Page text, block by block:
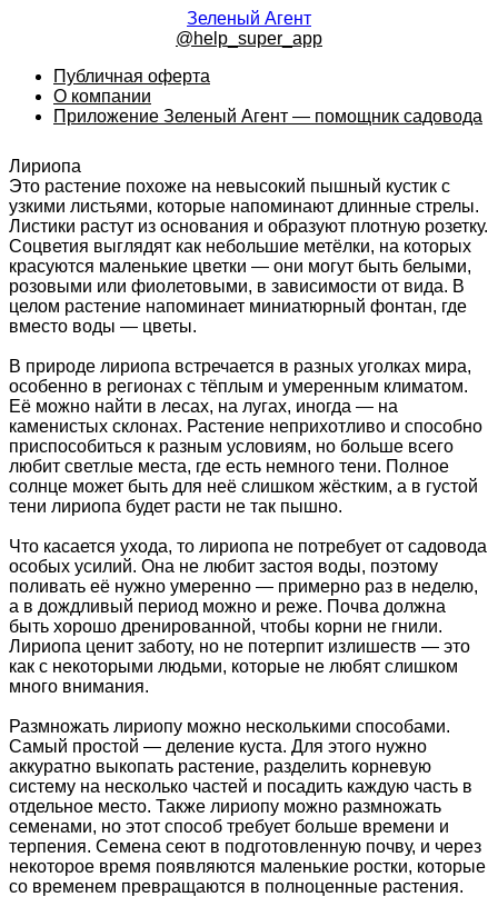
Зеленый Агент
@help_super_app
Публичная оферта
О компании
Приложение Зеленый Агент — помощник садовода
Лириопа
Это растение похоже на невысокий пышный кустик с
узкими листьями, которые напоминают длинные стрелы.
Листики растут из основания и образуют плотную розетку.
Соцветия выглядят как небольшие метёлки, на которых
красуются маленькие цветки — они могут быть белыми,
розовыми или фиолетовыми, в зависимости от вида. В
целом растение напоминает миниатюрный фонтан, где
вместо воды — цветы.
В природе лириопа встречается в разных уголках мира,
особенно в регионах с тёплым и умеренным климатом.
Её можно найти в лесах, на лугах, иногда — на
каменистых склонах. Растение неприхотливо и способно
приспособиться к разным условиям, но больше всего
любит светлые места, где есть немного тени. Полное
солнце может быть для неё слишком жёстким, а в густой
тени лириопа будет расти не так пышно.
Что касается ухода, то лириопа не потребует от садовода
особых усилий. Она не любит застоя воды, поэтому
поливать её нужно умеренно — примерно раз в неделю,
а в дождливый период можно и реже. Почва должна
быть хорошо дренированной, чтобы корни не гнили.
Лириопа ценит заботу, но не потерпит излишеств — это
как с некоторыми людьми, которые не любят слишком
много внимания.
Размножать лириопу можно несколькими способами.
Самый простой — деление куста. Для этого нужно
аккуратно выкопать растение, разделить корневую
систему на несколько частей и посадить каждую часть в
отдельное место. Также лириопу можно размножать
семенами, но этот способ требует больше времени и
терпения. Семена сеют в подготовленную почву, и через
некоторое время появляются маленькие ростки, которые
со временем превращаются в полноценные растения.